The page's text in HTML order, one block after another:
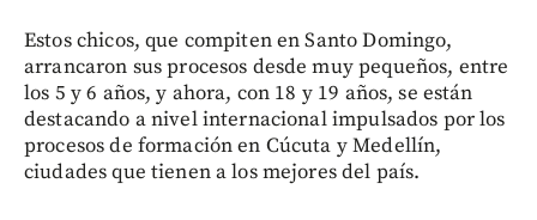
Estos chicos, que compiten en Santo Domingo,
arrancaron sus procesos desde muy pequeños, entre
los 5 y 6 años, y ahora, con 18 y 19 años, se están
destacando a nivel internacional impulsados por los
procesos de formación en Cúcuta y Medellín,
ciudades que tienen a los mejores del país.